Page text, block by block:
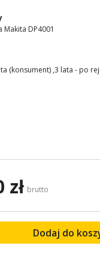
DP4001
(konsument) ,3 lata - po
zł brutto
Dodaj do